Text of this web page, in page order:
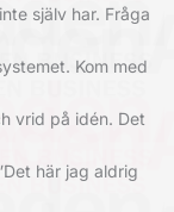
själv har. Fråga
Kom med
vrid på idén. Det
här jag aldrig